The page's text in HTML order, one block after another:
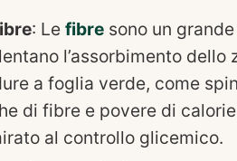
: Le fibre sono un
l’assorbimento dello
a foglia verde, come
di fibre e povere di
al controllo glicemico.